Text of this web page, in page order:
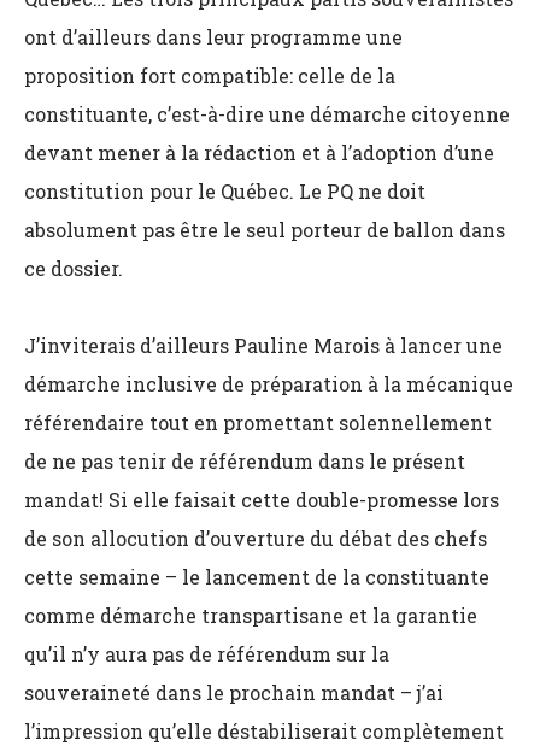
ont d’ailleurs dans leur programme une
proposition fort compatible: celle de la
constituante, c’est-à-dire une démarche citoyenne
devant mener à la rédaction et à l’adoption d’une
constitution pour le Québec. Le PQ ne doit
absolument pas être le seul porteur de ballon dans
ce dossier.
J’inviterais d’ailleurs Pauline Marois à lancer une
démarche inclusive de préparation à la mécanique
référendaire tout en promettant solennellement
de ne pas tenir de référendum dans le présent
mandat! Si elle faisait cette double-promesse lors
de son allocution d’ouverture du débat des chefs
cette semaine – le lancement de la constituante
comme démarche transpartisane et la garantie
qu’il n’y aura pas de référendum sur la
souveraineté dans le prochain mandat – j’ai
l’impression qu’elle déstabiliserait complètement